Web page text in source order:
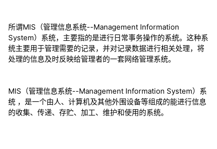
所谓MIS（管理信息系统--Management Information
System）系统，主要指的是进行日常事务操作的系统。这种系
统主要用于管理需要的记录，并对记录数据进行相关处理，将
处理的信息及时反映给管理者的一套网络管理系统。
MIS（管理信息系统--Management Information System）系
统 ，是一个由人、计算机及其他外围设备等组成的能进行信息
的收集、传递、存贮、加工、维护和使用的系统。